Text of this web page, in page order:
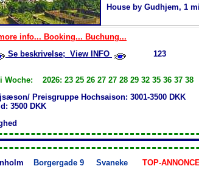
House by Gudhjem, 1
info... Booking... Buchung...
Se beskrivelse; View INFO 123
Woche: 2026: 23 25 26 27 27 28 29 32 35 36 37 38
Preisgruppe Hochsaison: 3001-3500 DKK
3500 DKK
Borgergade 9 Svaneke TOP-ANNONCE